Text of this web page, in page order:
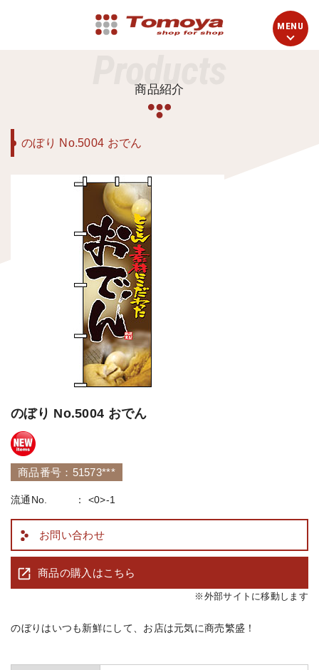
Products
商品紹介
のぼり No.5004 おでん
のぼり No.5004 おでん
商品番号：51573***
流通No. <0>-1
お問い合わせ
商品の購入はこちら
※外部サイトに移動します
のぼりはいつも新鮮にして、お店は元気に商売繁盛！